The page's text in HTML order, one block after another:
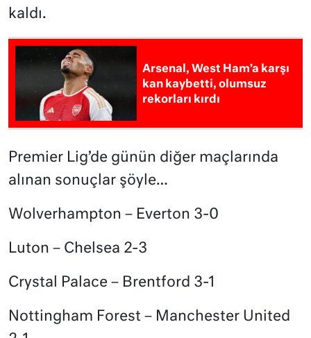
kaldı.
Arsenal, West Ham’a karşı
kan kaybetti, olumsuz
rekorları kırdı
Premier Lig’de günün diğer maçlarında
alınan sonuçlar şöyle…
Wolverhampton – Everton 3-0
Luton – Chelsea 2-3
Crystal Palace – Brentford 3-1
Nottingham Forest – Manchester United